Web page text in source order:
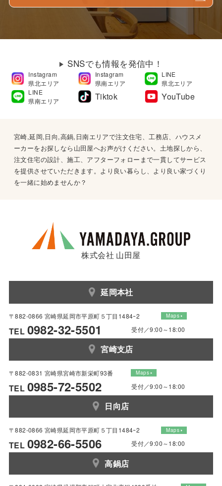
SNSでも情報を発信中！
Instagram
県北エリア
Instagram
県南エリア
LINE
県北エリア
LINE
県南エリア
Tiktok YouTube
宮崎,延岡,日向,高鍋,日南エリアで注文住宅、工務店、ハウスメ
ーカーをお探しなら山田屋へお声がけください。土地探しから、
注文住宅の設計、施工、アフターフォローまで一貫してサービス
を提供させていただきます。より良い暮らし、より良い家づくり
を一緒に始めませんか？
株式会社 山田屋
延岡本社
〒882-0866 宮崎県延岡市平原町５丁目1484ｰ2 Maps
TEL 0982-32-5501 受付／9:00～18:00
宮崎支店
〒882-0831 宮崎県宮崎市新栄町93番 Maps
TEL 0985-72-5502 受付／9:00～18:00
日向店
〒882-0866 宮崎県延岡市平原町５丁目1484ｰ2 Maps
TEL 0982-66-5506 受付／9:00～18:00
高鍋店